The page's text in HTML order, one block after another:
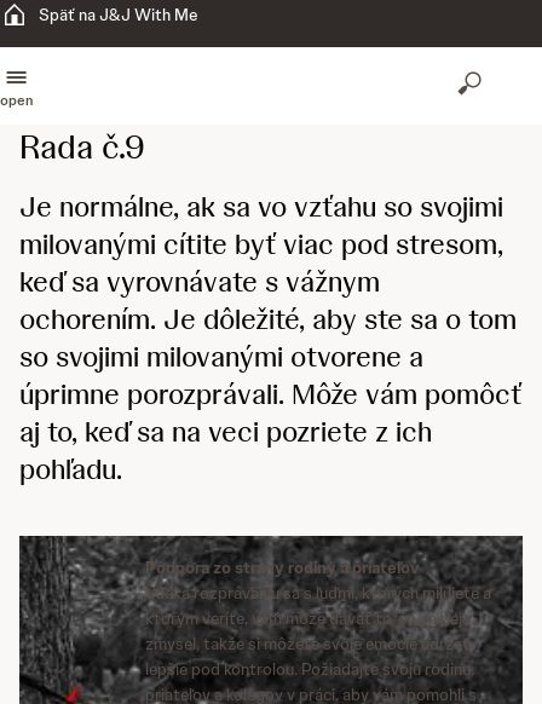
Späť na J&J With Me
open
Rada č.9
Je normálne, ak sa vo vzťahu so svojimi
milovanými cítite byť viac pod stresom,
keď sa vyrovnávate s vážnym
ochorením. Je dôležité, aby ste sa o tom
so svojimi milovanými otvorene a
úprimne porozprávali. Môže vám pomôcť
aj to, keď sa na veci pozriete z ich
pohľadu.
Podpora zo strany rodiny a priateľov
Vďaka rozprávaniu sa s ľuďmi, ktorých milujete a
ktorým veríte, vám môže dávať to, čo sa deje,
zmysel, takže si môžete svoje emócie udržať
lepšie pod kontrolou. Požiadajte svoju rodinu,
priateľov a kolegov v práci, aby vám pomohli s